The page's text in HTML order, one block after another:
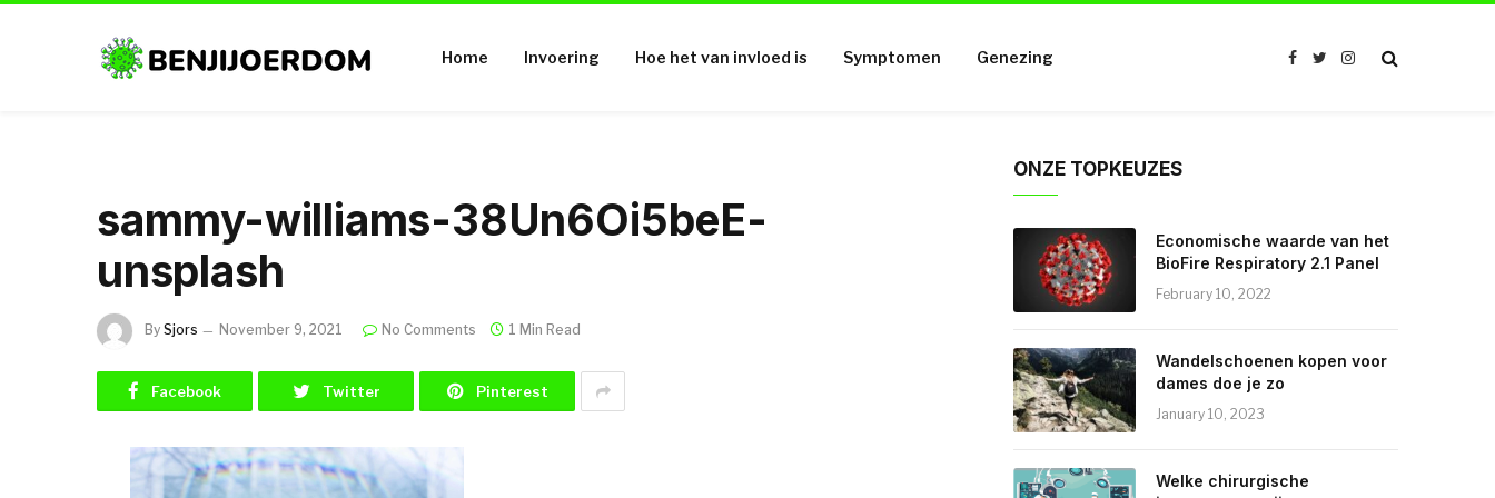
Home Invoering Hoe het van invloed is Symptomen Genezing
Facebook
TwitterInstagram
sammy-williams-38Un6Oi5beE-
unsplash
By Sjors November 9, 2021 No Comments 1 Min Read
Facebook Twitter Pinterest
ONZE TOPKEUZES
Economische waarde van het
BioFire Respiratory 2.1 Panel
February 10, 2022
Wandelschoenen kopen voor
dames doe je zo
January 10, 2023
Welke chirurgische